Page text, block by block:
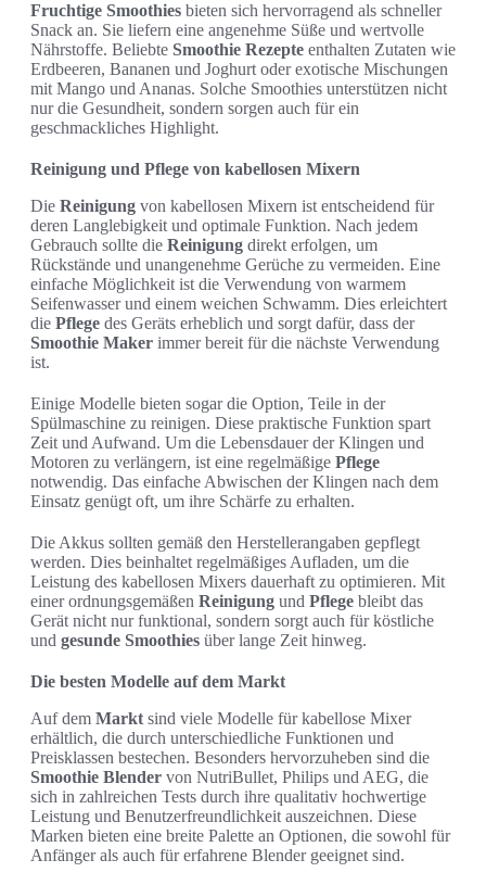
Fruchtige Smoothies bieten sich hervorragend als schneller
Snack an. Sie liefern eine angenehme Süße und wertvolle
Nährstoffe. Beliebte Smoothie Rezepte enthalten Zutaten wie
Erdbeeren, Bananen und Joghurt oder exotische Mischungen
mit Mango und Ananas. Solche Smoothies unterstützen nicht
nur die Gesundheit, sondern sorgen auch für ein
geschmackliches Highlight.
Reinigung und Pflege von kabellosen Mixern
Die Reinigung von kabellosen Mixern ist entscheidend für
deren Langlebigkeit und optimale Funktion. Nach jedem
Gebrauch sollte die Reinigung direkt erfolgen, um
Rückstände und unangenehme Gerüche zu vermeiden. Eine
einfache Möglichkeit ist die Verwendung von warmem
Seifenwasser und einem weichen Schwamm. Dies erleichtert
die Pflege des Geräts erheblich und sorgt dafür, dass der
Smoothie Maker immer bereit für die nächste Verwendung
ist.
Einige Modelle bieten sogar die Option, Teile in der
Spülmaschine zu reinigen. Diese praktische Funktion spart
Zeit und Aufwand. Um die Lebensdauer der Klingen und
Motoren zu verlängern, ist eine regelmäßige Pflege
notwendig. Das einfache Abwischen der Klingen nach dem
Einsatz genügt oft, um ihre Schärfe zu erhalten.
Die Akkus sollten gemäß den Herstellerangaben gepflegt
werden. Dies beinhaltet regelmäßiges Aufladen, um die
Leistung des kabellosen Mixers dauerhaft zu optimieren. Mit
einer ordnungsgemäßen Reinigung und Pflege bleibt das
Gerät nicht nur funktional, sondern sorgt auch für köstliche
und gesunde Smoothies über lange Zeit hinweg.
Die besten Modelle auf dem Markt
Auf dem Markt sind viele Modelle für kabellose Mixer
erhältlich, die durch unterschiedliche Funktionen und
Preisklassen bestechen. Besonders hervorzuheben sind die
Smoothie Blender von NutriBullet, Philips und AEG, die
sich in zahlreichen Tests durch ihre qualitativ hochwertige
Leistung und Benutzerfreundlichkeit auszeichnen. Diese
Marken bieten eine breite Palette an Optionen, die sowohl für
Anfänger als auch für erfahrene Blender geeignet sind.